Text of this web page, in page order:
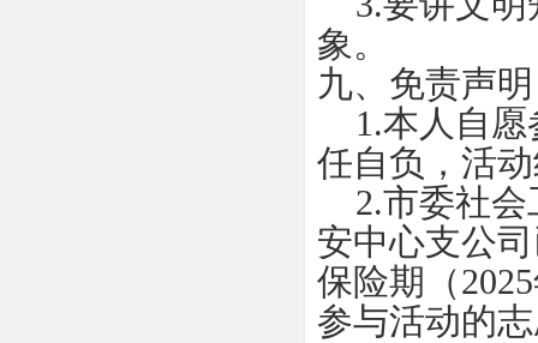
象。
九、免责声明
1.本人自愿
任自负，活
2.市委社会
安中心支公
保险期（
参与活动的